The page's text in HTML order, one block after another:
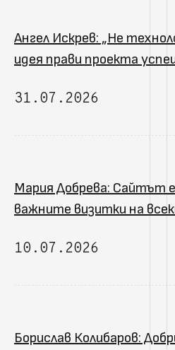
Ангел Искрев: „Не
идея прави проекта
31.07.2026
Мария Добрева: Сайтът
важните визитки на
10.07.2026
Борислав Колибаров: